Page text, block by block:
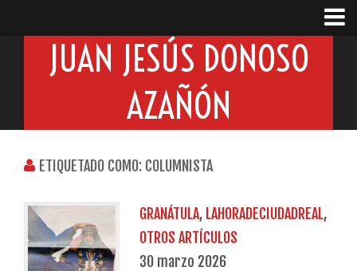
JUAN JESÚS DONOSO
AZAÑÓN
ETIQUETADO COMO: COLUMNISTA
GRANÁTULA, LAHORADECIUDADREAL,
OTROS ARTÍCULOS
30 marzo 2026